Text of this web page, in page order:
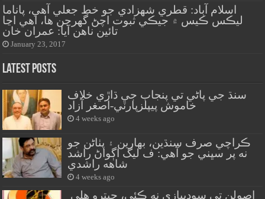
اسلام آباد: قطري شهزادي جو خط جعلي آهي، پاناما
ليڪس ڪيس ۾ جيڪي ثبوت اچڻ گهرجن ها، اهي اڃا
تائين ناهن آيا: عمران خان
January 23, 2017
Latest Posts
سنڌ جي پاڻي تي پنجاب جي ڌاڙي خلاف
خاموش پيپلزپارٽي-اصغر آزاد
4 weeks ago
ڪراچي صرف سنڌين، بهارين ۽ پٺاڻن جو
نه پر سڀني جو آهي: ف ليگ اڳواڻ راشد
شاهه راشدي
4 weeks ago